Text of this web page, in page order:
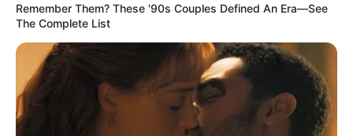
Remember Them? These '90s Couples Defined An Era—See
The Complete List